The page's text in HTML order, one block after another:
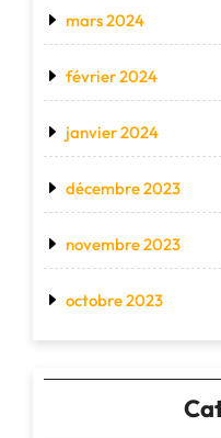
mars 2024
février 2024
janvier 2024
décembre 2023
novembre 2023
octobre 2023